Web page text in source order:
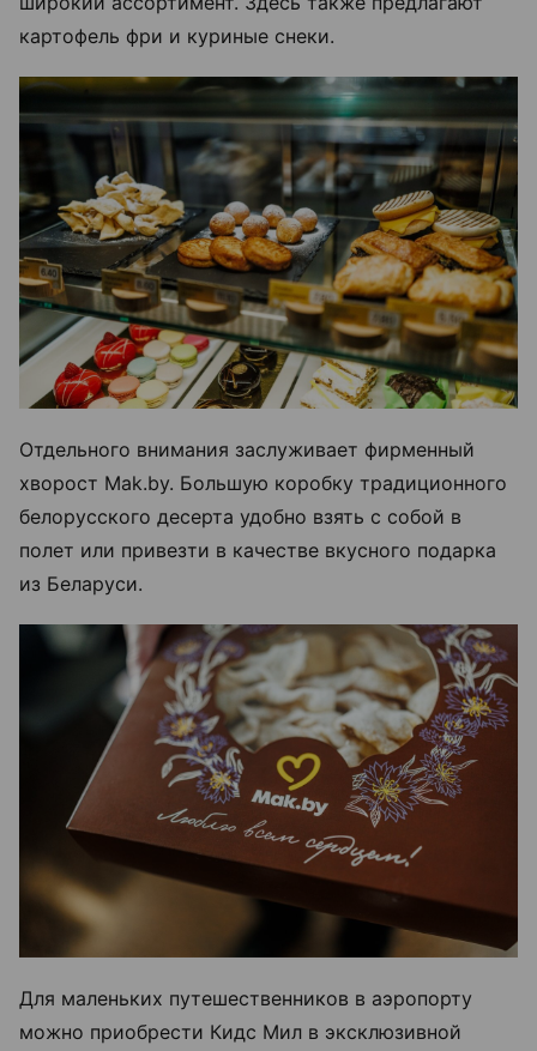
картофель фри и куриные снеки.
Отдельного внимания заслуживает фирменный
хворост Mak.by. Большую коробку традиционного
белорусского десерта удобно взять с собой в
полет или привезти в качестве вкусного подарка
из Беларуси.
Для маленьких путешественников в аэропорту
можно приобрести Кидс Мил в эксклюзивной